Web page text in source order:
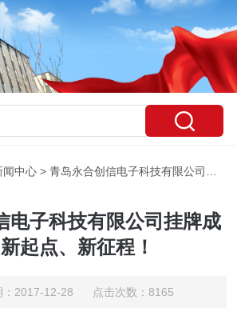
闻中心 > 青岛永合创信电子科技有限公司挂牌成功，新起点、新征程！
电子科技有限公司挂牌成
起点、新征程！
：2017-12-28 点击次数：8165